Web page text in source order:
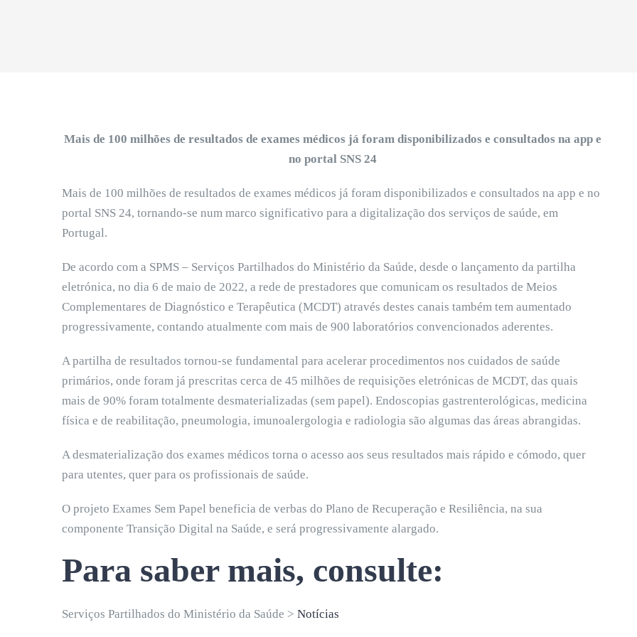
Mais de 100 milhões de resultados de exames médicos já foram disponibilizados e consultados na app e
no portal SNS 24
Mais de 100 milhões de resultados de exames médicos já foram disponibilizados e consultados na app e no
portal SNS 24, tornando-se num marco significativo para a digitalização dos serviços de saúde, em
Portugal.
De acordo com a SPMS – Serviços Partilhados do Ministério da Saúde, desde o lançamento da partilha
eletrónica, no dia 6 de maio de 2022, a rede de prestadores que comunicam os resultados de Meios
Complementares de Diagnóstico e Terapêutica (MCDT) através destes canais também tem aumentado
progressivamente, contando atualmente com mais de 900 laboratórios convencionados aderentes.
A partilha de resultados tornou-se fundamental para acelerar procedimentos nos cuidados de saúde
primários, onde foram já prescritas cerca de 45 milhões de requisições eletrónicas de MCDT, das quais
mais de 90% foram totalmente desmaterializadas (sem papel). Endoscopias gastrenterológicas, medicina
física e de reabilitação, pneumologia, imunoalergologia e radiologia são algumas das áreas abrangidas.
A desmaterialização dos exames médicos torna o acesso aos seus resultados mais rápido e cómodo, quer
para utentes, quer para os profissionais de saúde.
O projeto Exames Sem Papel beneficia de verbas do Plano de Recuperação e Resiliência, na sua
componente Transição Digital na Saúde, e será progressivamente alargado.
Para saber mais, consulte:
Serviços Partilhados do Ministério da Saúde > Notícias